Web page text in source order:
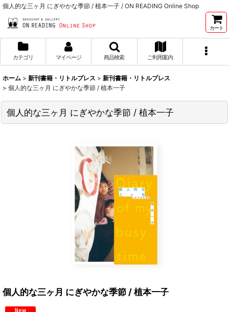
個人的な三ヶ月 にぎやかな季節 / 植本一子 / ON READING Online Shop
カート
カテゴリ マイページ 商品検索 ご利用案内
ホーム > 新刊書籍・リトルプレス > 新刊書籍・リトルプレス
> 個人的な三ヶ月 にぎやかな季節 / 植本一子
個人的な三ヶ月 にぎやかな季節 / 植本一子
個人的な三ヶ月 にぎやかな季節 / 植本一子